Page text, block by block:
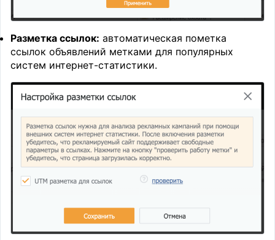
Разметка ссылок: автоматическая пометка
ссылок объявлений метками для популярных
систем интернет-статистики.